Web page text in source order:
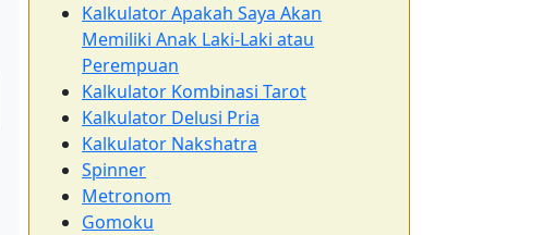
Kalkulator Apakah Saya Akan
Memiliki Anak Laki-Laki atau
Perempuan
Kalkulator Kombinasi Tarot
Kalkulator Delusi Pria
Kalkulator Nakshatra
Spinner
Metronom
Gomoku